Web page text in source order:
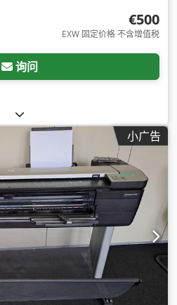
€500
EXW 固定价格 不含增值税
询问
小广告